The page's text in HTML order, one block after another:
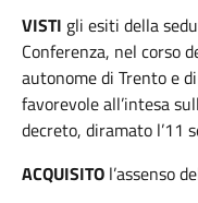
VISTI gli esiti della
Conferenza, nel corso
autonome di Trento e
favorevole all’intesa
decreto, diramato l’11
ACQUISITO l’assenso